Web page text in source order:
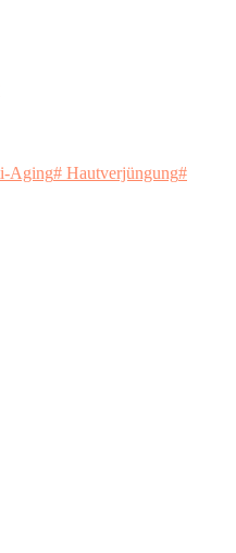
Aging# Hautverjüngung#